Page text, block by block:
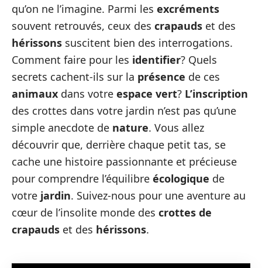
qu’on ne l’imagine. Parmi les excréments
souvent retrouvés, ceux des crapauds et des
hérissons suscitent bien des interrogations.
Comment faire pour les identifier? Quels
secrets cachent-ils sur la présence de ces
animaux dans votre espace vert? L’inscription
des crottes dans votre jardin n’est pas qu’une
simple anecdote de nature. Vous allez
découvrir que, derrière chaque petit tas, se
cache une histoire passionnante et précieuse
pour comprendre l’équilibre écologique de
votre jardin. Suivez-nous pour une aventure au
cœur de l’insolite monde des crottes de
crapauds et des hérissons.